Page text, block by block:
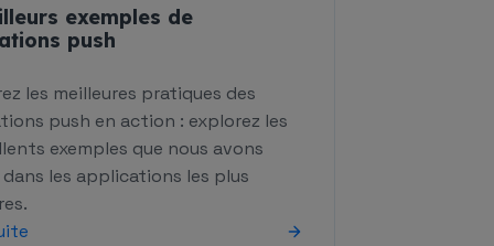
exemples de
push
les meilleures pratiques des
push en action : explorez les
exemples que nous avons
les applications les plus